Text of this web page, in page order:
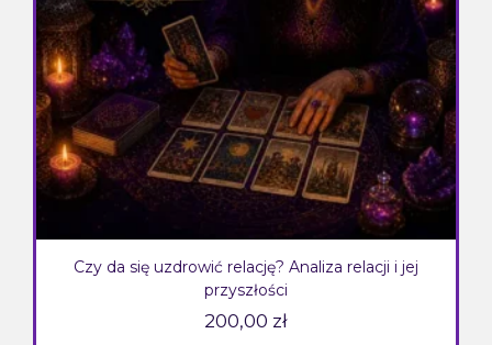
Czy da się uzdrowić relację? Analiza relacji i jej
przyszłości
200,00 zł